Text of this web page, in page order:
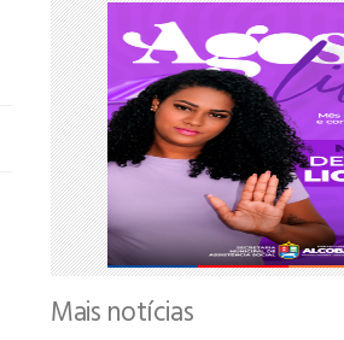
Mais notícias